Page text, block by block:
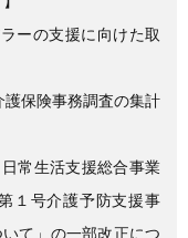
ーの支援に向けた取
護保険事務調査の集計
常生活支援総合事業
１号介護予防支援事
て」の一部改正につ